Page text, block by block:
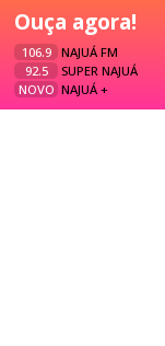
Ouça agora!
106.9
NAJUÁ FM
92.5
SUPER NAJUÁ
NOVO NAJUÁ +